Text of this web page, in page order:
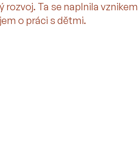
Ta se naplnila
o práci s dětmi.